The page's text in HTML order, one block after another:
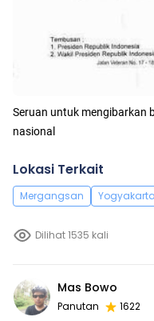
Seruan untuk mengibarkan
nasional
Lokasi Terkait
Mergangsan Yogyakarta
Dilihat 1535 kali
Mas Bowo
Panutan 1622